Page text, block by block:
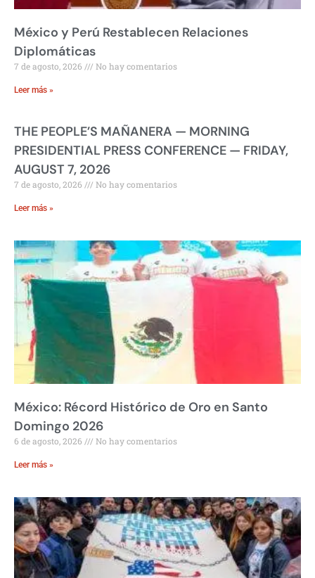
México y Perú Restablecen Relaciones
Diplomáticas
7 de agosto, 2026 No hay comentarios
Leer más »
THE PEOPLE’S MAÑANERA — MORNING
PRESIDENTIAL PRESS CONFERENCE — FRIDAY,
AUGUST 7, 2026
7 de agosto, 2026 No hay comentarios
Leer más »
México: Récord Histórico de Oro en Santo
Domingo 2026
6 de agosto, 2026 No hay comentarios
Leer más »